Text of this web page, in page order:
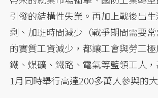
引發的結構性失業。再加上戰後出
剩、加班時間減少（戰爭期間需要
的實質工資減少，都讓工會與勞工
鐵、煤礦、鐵路、電氣等藍領工人
1月同時舉行高達200多萬人參與的